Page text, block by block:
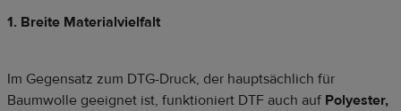
1. Breite Materialvielfalt
Im Gegensatz zum DTG-Druck, der hauptsächlich für
Baumwolle geeignet ist, funktioniert DTF auch auf Polyester,